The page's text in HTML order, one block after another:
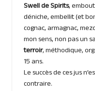
Swell de Spirits,
déniche, embellit (et
cognac, armagnac,
mon sens, non pas un
terroir, méthodique,
15 ans.
Le succès de ces jus
contraire.